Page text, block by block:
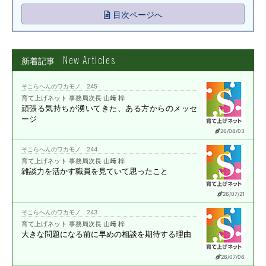
目次ページへ
新着記事 New Articles
26/08/03
そこらへんのワカモノ 245
育て上げネット 事務局次長 山﨑 梓
頑張る気持ちが湧いてきた、 ある方からのメッセ
ージ
26/07/21
そこらへんのワカモノ 244
育て上げネット 事務局次長 山﨑 梓
雑談力を活かす職員を見ていて思ったこと
26/07/06
そこらへんのワカモノ 243
育て上げネット 事務局次長 山﨑 梓
大きな問題になる前に早めの相談を期待する理由